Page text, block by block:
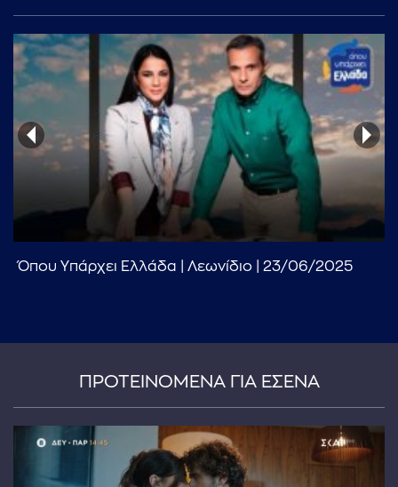
Όπου Υπάρχει Ελλάδα | Λεωνίδιο | 23/06/2025
ΠΡΟΤΕΙΝΟΜΕΝΑ ΓΙΑ ΕΣΕΝΑ